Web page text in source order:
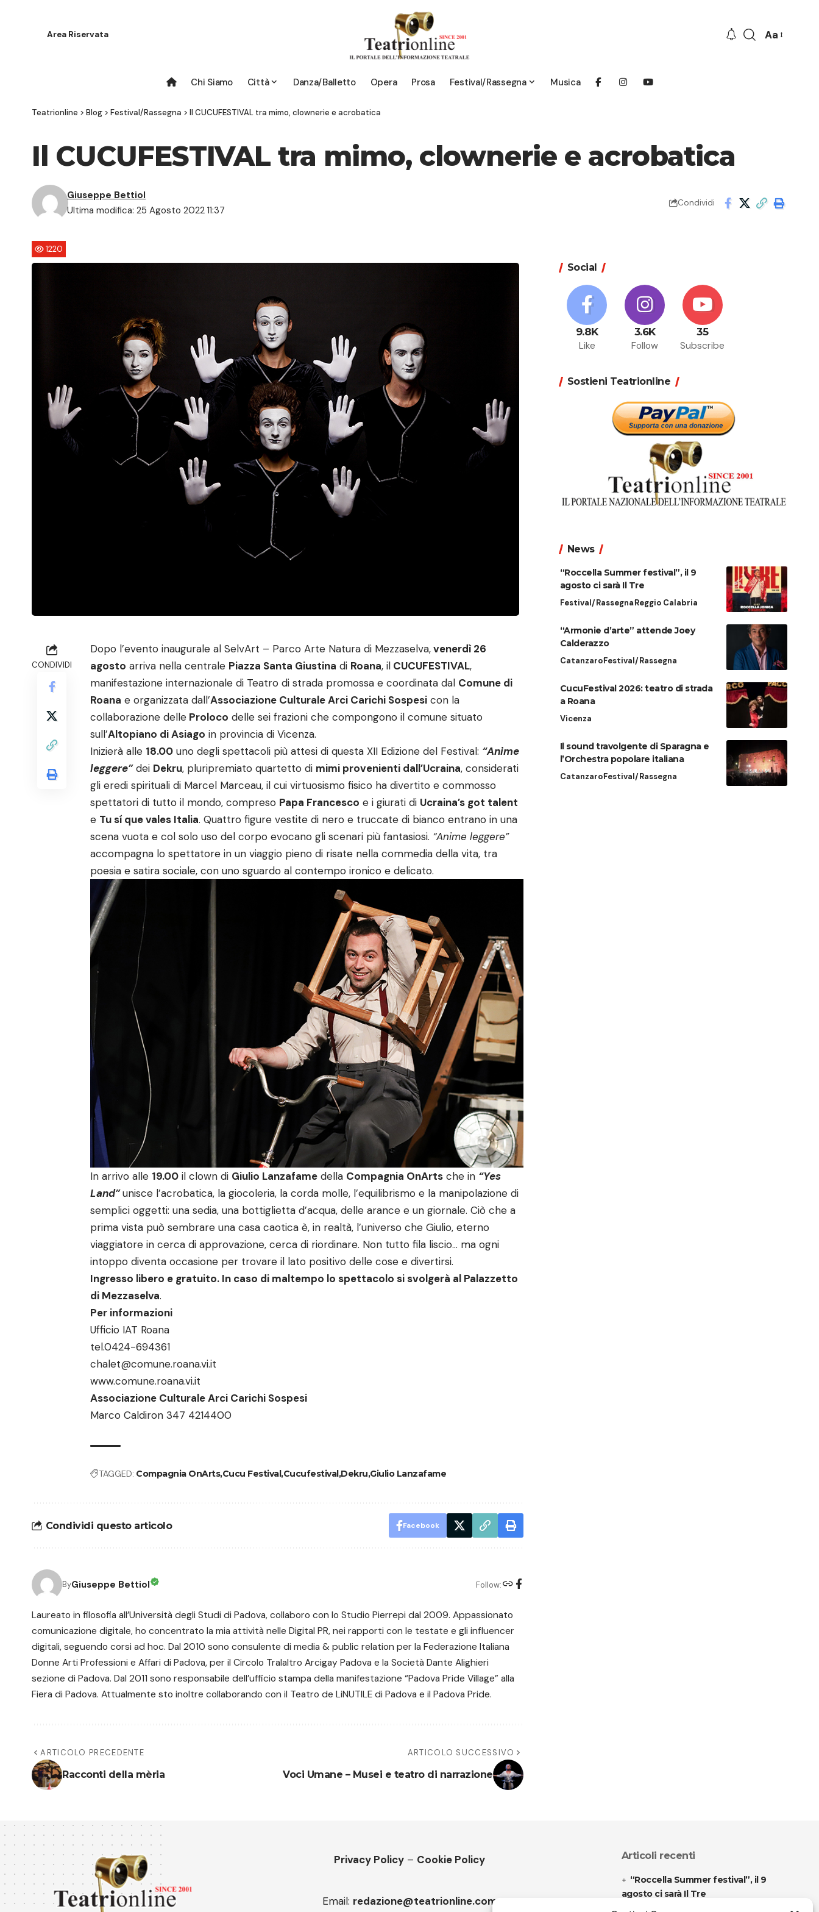
Area Riservata
Font
Aa
Chi Siamo Città Danza/Balletto Opera Prosa Festival/Rassegna Musica
Teatrionline > Blog > Festival/Rassegna > Il CUCUFESTIVAL tra mimo, clownerie e acrobatica
Il CUCUFESTIVAL tra mimo, clownerie e acrobatica
Ultima modifica: 25 Agosto 2022 11:37
Giuseppe Bettiol
Condividi
1220
CONDIVIDI
Dopo l’evento inaugurale al SelvArt – Parco Arte Natura di Mezzaselva,venerdì 26
agosto arriva nella centrale Piazza Santa Giustina di Roana, il CUCUFESTIVAL,
manifestazione internazionale di Teatro di strada promossa e coordinata dal Comune di
Roana e organizzata dall’Associazione Culturale Arci Carichi Sospesi con la
collaborazione delle Proloco delle sei frazioni che compongono il comune situato
sull’Altopiano di Asiago in provincia di Vicenza.
Inizierà alle 18.00 uno degli spettacoli più attesi di questa XII Edizione del Festival: “Anime
leggere”dei Dekru, pluripremiato quartetto di mimi provenienti dall’Ucraina, considerati
gli eredi spirituali di Marcel Marceau, il cui virtuosismo fisico ha divertito e commosso
spettatori di tutto il mondo, compreso Papa Francesco e i giurati di Ucraina’s got talent
e Tu sí que vales Italia. Quattro figure vestite di nero e truccate di bianco entrano in una
scena vuota e col solo uso del corpo evocano gli scenari più fantasiosi. “Anime leggere”
accompagna lo spettatore in un viaggio pieno di risate nella commedia della vita, tra
poesia e satira sociale, con uno sguardo al contempo ironico e delicato.
In arrivo alle 19.00 il clown di Giulio Lanzafame della Compagnia OnArts che in “Yes
Land”unisce l’acrobatica, la giocoleria, la corda molle, l’equilibrismo e la manipolazione di
semplici oggetti: una sedia, una bottiglietta d’acqua, delle arance e un giornale. Ciò che a
prima vista può sembrare una casa caotica è, in realtà, l’universo che Giulio, eterno
viaggiatore in cerca di approvazione, cerca di riordinare. Non tutto fila liscio… ma ogni
intoppo diventa occasione per trovare il lato positivo delle cose e divertirsi.
Ingresso libero e gratuito. In caso di maltempo lo spettacolo si svolgerà al Palazzetto
di Mezzaselva.
Per informazioni
Ufficio IAT Roana
tel.0424-694361
chalet@comune.roana.vi.it
www.comune.roana.vi.it
Associazione Culturale Arci Carichi Sospesi
Marco Caldiron 347 4214400
TAGGED: Compagnia OnArtsCucu Festival Cucufestival Dekru Giulio Lanzafame
Condividi questo articolo Facebook
ByGiuseppe Bettiol Follow:
Laureato in filosofia all’Università degli Studi di Padova, collaboro con lo Studio Pierrepi dal 2009. Appassionato
comunicazione digitale, ho concentrato la mia attività nelle Digital PR, nei rapporti con le testate e gli influencer
digitali, seguendo corsi ad hoc. Dal 2010 sono consulente di media & public relation per la Federazione Italiana
Donne Arti Professioni e Affari di Padova, per il Circolo Tralaltro Arcigay Padova e la Società Dante Alighieri
sezione di Padova. Dal 2011 sono responsabile dell’ufficio stampa della manifestazione “Padova Pride Village” alla
Fiera di Padova. Attualmente sto inoltre collaborando con il Teatro de LiNUTILE di Padova e il Padova Pride.
ARTICOLO PRECEDENTE
Racconti della mèria
ARTICOLO SUCCESSIVO
Voci Umane – Musei e teatro di narrazione
Social
9.8K
Like
3.6K
Follow
35
Subscribe
Sostieni Teatrionline
News
“Roccella Summer festival”, il 9
agosto ci sarà Il Tre
Festival/RassegnaReggio Calabria
“Armonie d’arte” attende Joey
Calderazzo
CatanzaroFestival/Rassegna
CucuFestival 2026: teatro di strada
a Roana
Vicenza
Il sound travolgente di Sparagna e
l’Orchestra popolare italiana
CatanzaroFestival/Rassegna
Privacy Policy – Cookie Policy
Email: redazione@teatrionline.com
Articoli recenti
“Roccella Summer festival”, il 9
agosto ci sarà Il Tre